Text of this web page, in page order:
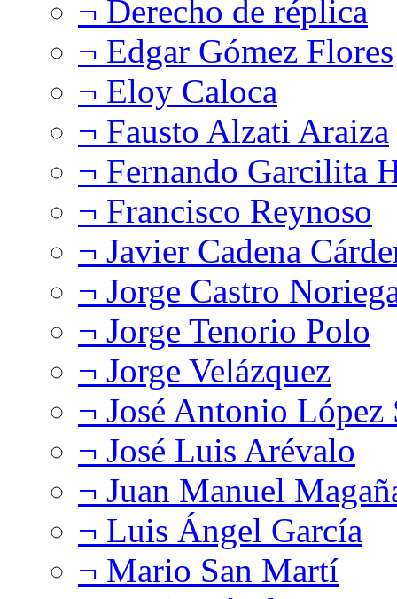
¬ Derecho de réplica
¬ Edgar Gómez Flores
¬ Eloy Caloca
¬ Fausto Alzati Araiza
¬ Fernando Garcilita
¬ Francisco Reynoso
¬ Javier Cadena
¬ Jorge Castro
¬ Jorge Tenorio Polo
¬ Jorge Velázquez
¬ José Antonio López
¬ José Luis Arévalo
¬ Juan Manuel
¬ Luis Ángel García
¬ Mario San Martí